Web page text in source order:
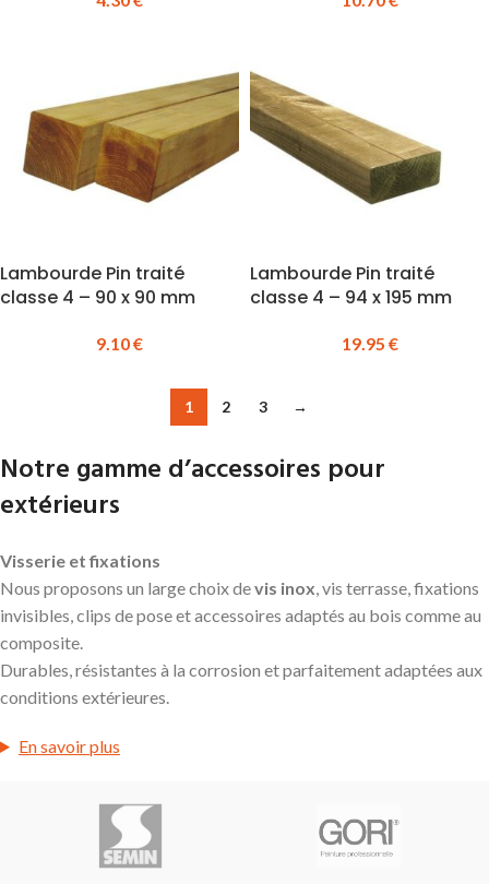
Lambourde Pin traité
classe 4 – 90 x 90 mm
9.10€
Lambourde Pin traité
classe 4 – 94 x 195 mm
19.95 €
1 2 3 →
Notre gamme d’accessoires pour
extérieurs
Visserie et fixations
Nous proposons un large choix devis inox, vis terrasse, fixations
invisibles, clips de pose et accessoires adaptés au bois comme au
composite.
Durables, résistantes à la corrosion et parfaitement adaptées aux
conditions extérieures.
En savoir plus